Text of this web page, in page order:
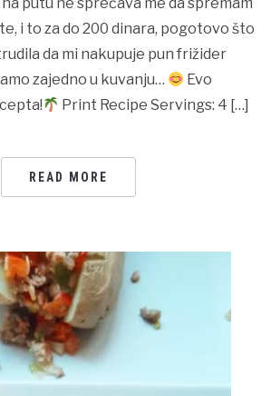
i to za do 200 dinara, pogotovo što
da mi nakupuje pun frižider
zajedno u kuvanju…
Evo
Print Recipe Servings: 4 […]
READ MORE